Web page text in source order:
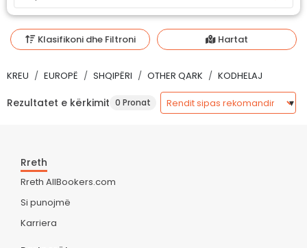
Klasifikoni dhe Filtroni Hartat
KREU EUROPË SHQIPËRI OTHER QARK KODHELAJ
Rezultatet e kërkimit 0 Pronat
Rreth
Rreth AllBookers.com
Si punojmë
Karriera